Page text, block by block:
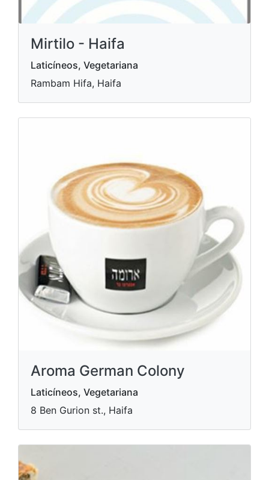
Mirtilo - Haifa
Laticíneos, Vegetariana
Rambam Hifa, Haifa
Aroma German Colony
Laticíneos, Vegetariana
8 Ben Gurion st., Haifa